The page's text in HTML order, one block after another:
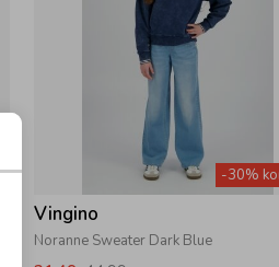
-30%
Vingino
Noranne Sweater Dark Blue